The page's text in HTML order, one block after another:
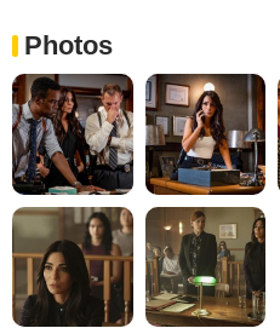
Photos